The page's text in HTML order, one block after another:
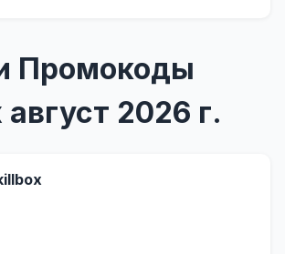
Промокоды
2026 г.